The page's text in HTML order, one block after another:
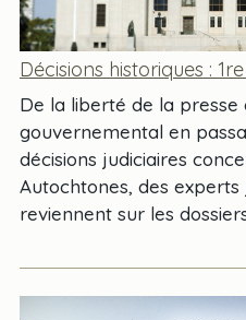
Décisions historiques :
De la liberté de la presse
gouvernemental en
décisions judiciaires
Autochtones, des
reviennent sur les